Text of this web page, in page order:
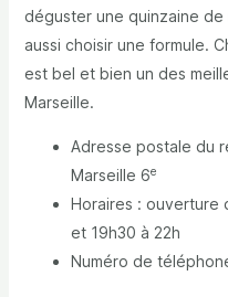
déguster une quinzaine
aussi choisir une formule.
est bel et bien un des
Marseille.
Adresse postale du
Marseille 6e
Horaires : ouverture
et 19h30 à 22h
Numéro de